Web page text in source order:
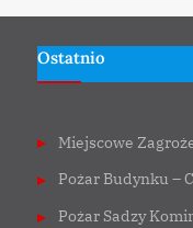
Ostatnio
Miejscowe
Pożar Budynku –
Pożar Sadzy